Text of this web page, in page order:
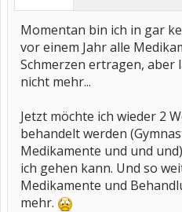
Momentan bin ich in gar
vor einem Jahr alle
Schmerzen ertragen, aber
nicht mehr...
Jetzt möchte ich wieder 2
behandelt werden
Medikamente und und
ich gehen kann. Und so
Medikamente und
mehr.